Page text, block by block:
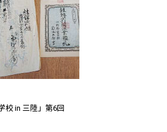
校 in 三陸」第6回